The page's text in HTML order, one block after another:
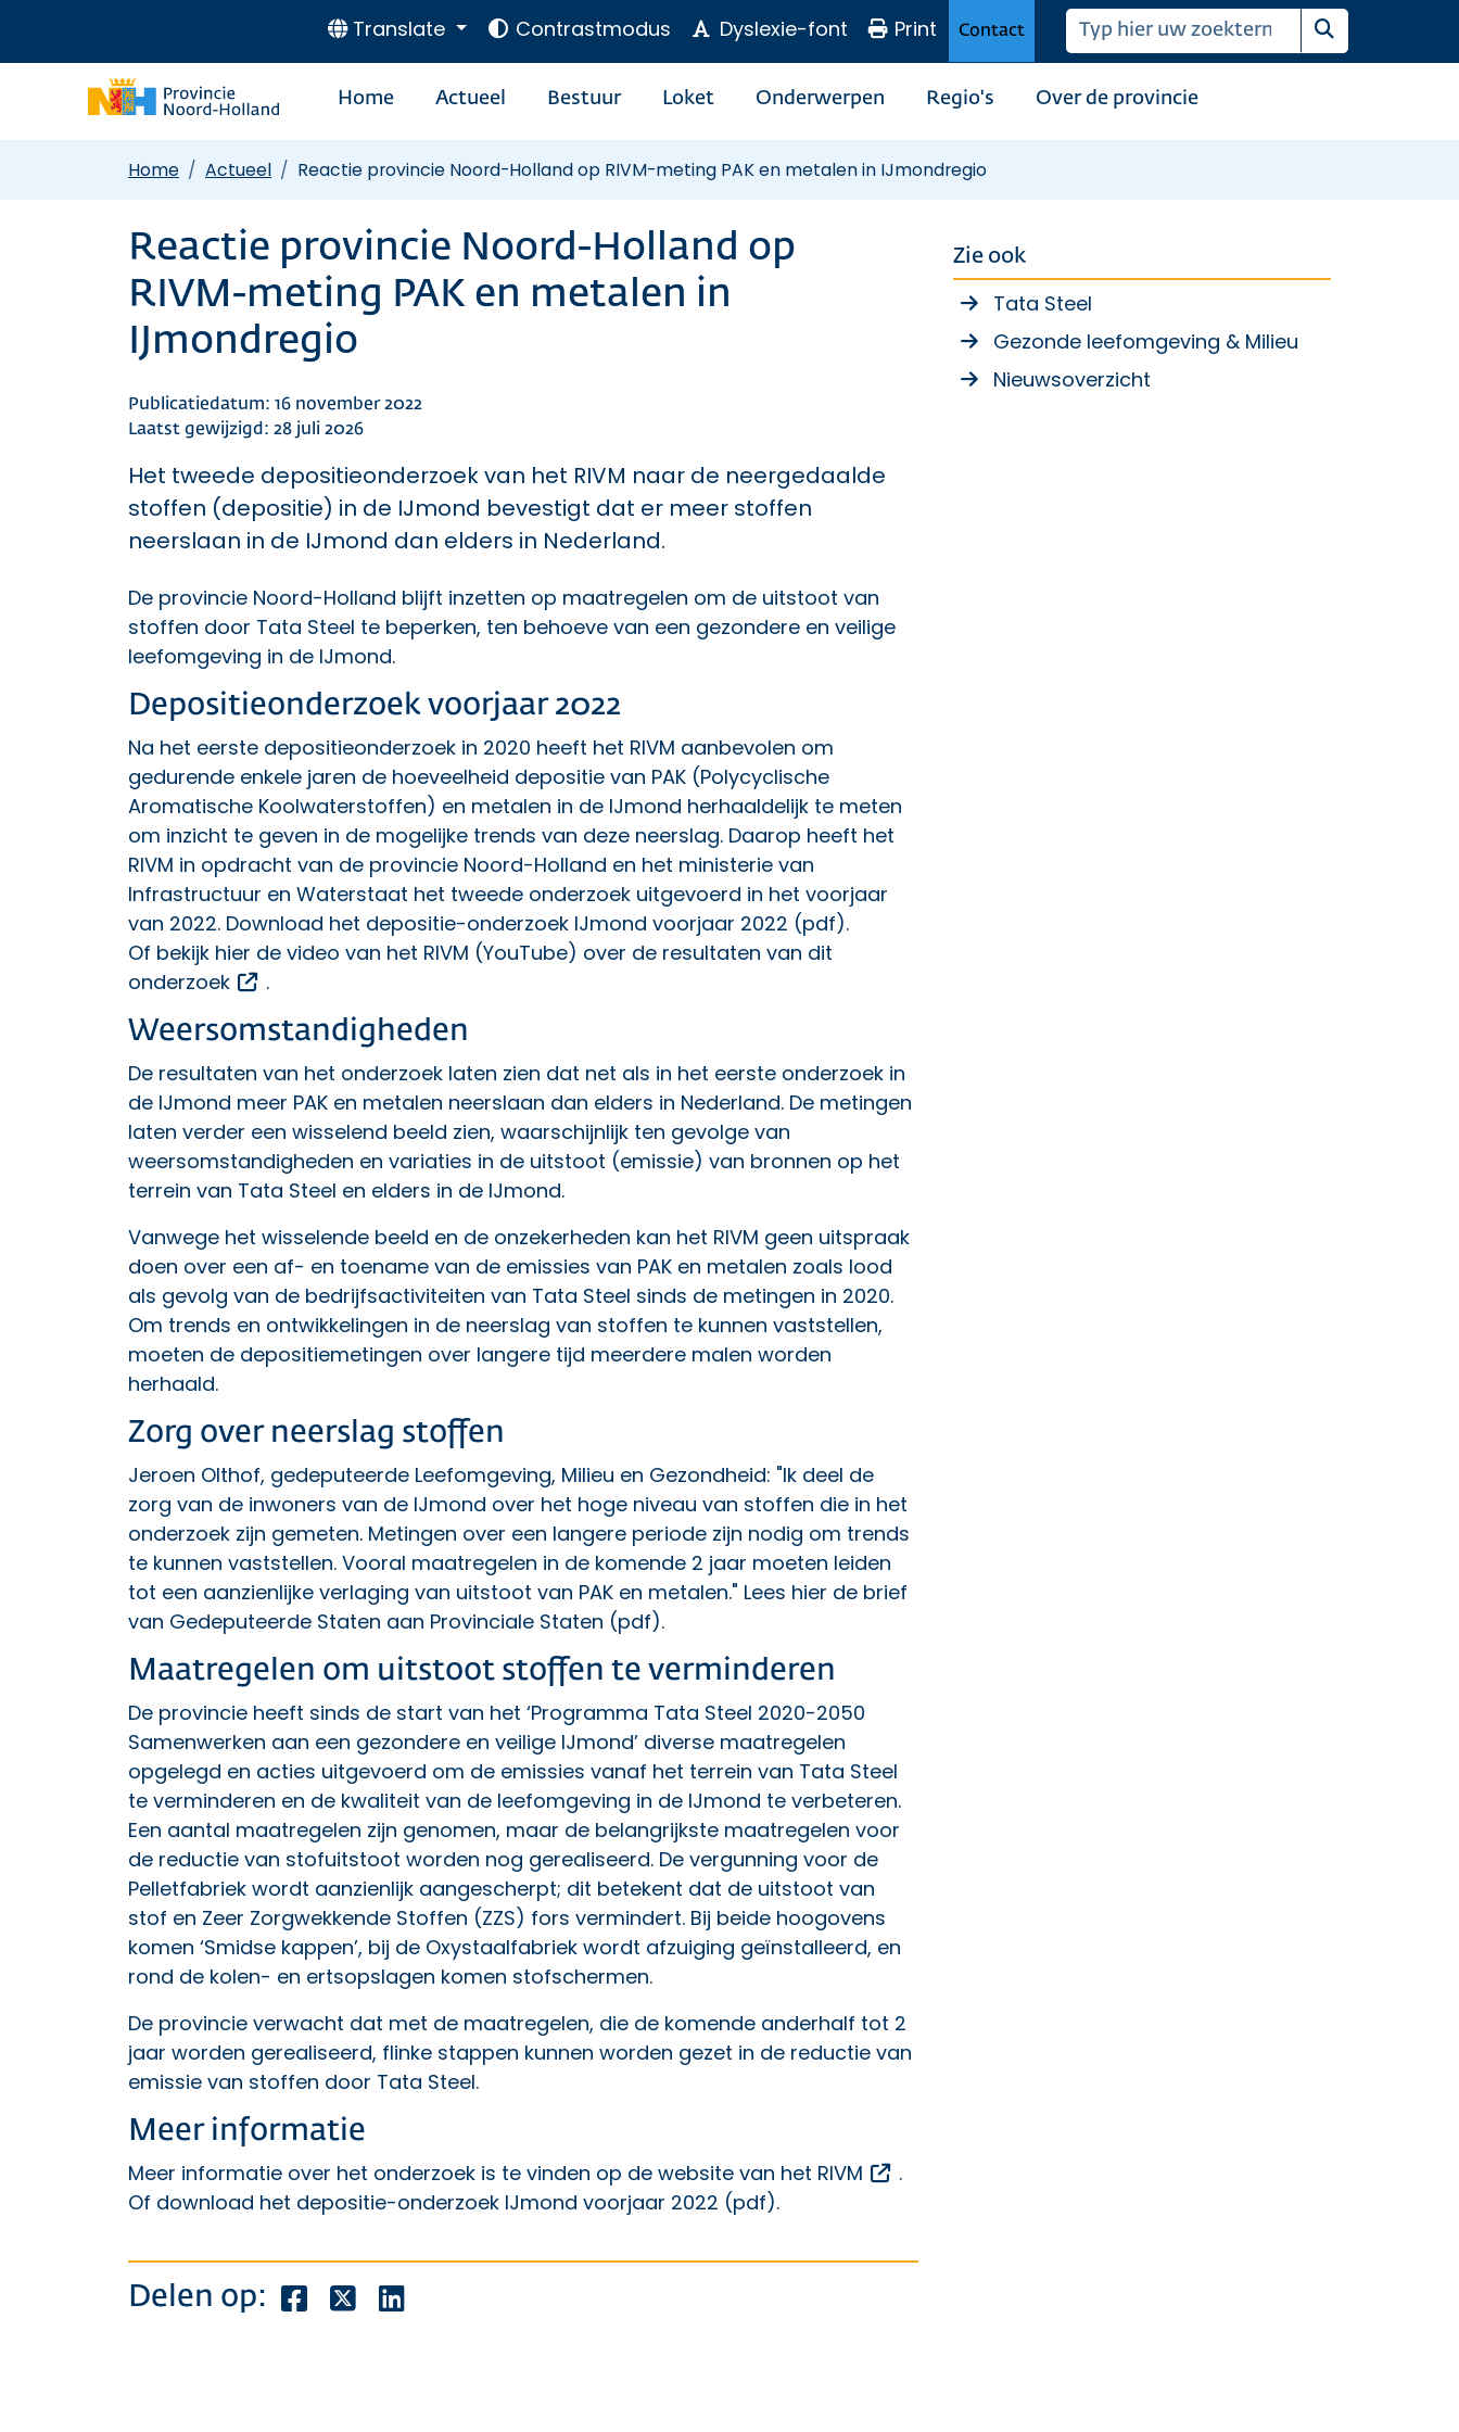
Translate Contrastmodus Dyslexie-font Print Contact
Zoeken
Home Actueel Bestuur Loket Onderwerpen Regio's Over de provincie
Home Actueel Reactie provincie Noord-Holland op RIVM-meting PAK en metalen in IJmondregio
Reactie provincie Noord-Holland op
RIVM-meting PAK en metalen in
IJmondregio
Publicatiedatum: 16 november 2022
Laatst gewijzigd: 28 juli 2026
Het tweede depositieonderzoek van het RIVM naar de neergedaalde
stoffen (depositie) in de IJmond bevestigt dat er meer stoffen
neerslaan in de IJmond dan elders in Nederland.
De provincie Noord-Holland blijft inzetten op maatregelen om de uitstoot van
stoffen door Tata Steel te beperken, ten behoeve van een gezondere en veilige
leefomgeving in de IJmond.
Depositieonderzoek voorjaar 2022
Na het eerste depositieonderzoek in 2020 heeft het RIVM aanbevolen om
gedurende enkele jaren de hoeveelheid depositie van PAK (Polycyclische
Aromatische Koolwaterstoffen) en metalen in de IJmond herhaaldelijk te meten
om inzicht te geven in de mogelijke trends van deze neerslag. Daarop heeft het
RIVM in opdracht van de provincie Noord-Holland en het ministerie van
Infrastructuur en Waterstaat het tweede onderzoek uitgevoerd in het voorjaar
van 2022. Download het depositie-onderzoek IJmond voorjaar 2022 (pdf).
Of bekijk hier de video van het RIVM (YouTube) over de resultaten van dit
onderzoek
Opent een externe link
.
Weersomstandigheden
De resultaten van het onderzoek laten zien dat net als in het eerste onderzoek in
de IJmond meer PAK en metalen neerslaan dan elders in Nederland. De metingen
laten verder een wisselend beeld zien, waarschijnlijk ten gevolge van
weersomstandigheden en variaties in de uitstoot (emissie) van bronnen op het
terrein van Tata Steel en elders in de IJmond.
Vanwege het wisselende beeld en de onzekerheden kan het RIVM geen uitspraak
doen over een af- en toename van de emissies van PAK en metalen zoals lood
als gevolg van de bedrijfsactiviteiten van Tata Steel sinds de metingen in 2020.
Om trends en ontwikkelingen in de neerslag van stoffen te kunnen vaststellen,
moeten de depositiemetingen over langere tijd meerdere malen worden
herhaald.
Zorg over neerslag stoffen
Jeroen Olthof, gedeputeerde Leefomgeving, Milieu en Gezondheid: "Ik deel de
zorg van de inwoners van de IJmond over het hoge niveau van stoffen die in het
onderzoek zijn gemeten. Metingen over een langere periode zijn nodig om trends
te kunnen vaststellen. Vooral maatregelen in de komende 2 jaar moeten leiden
tot een aanzienlijke verlaging van uitstoot van PAK en metalen." Lees hier de brief
van Gedeputeerde Staten aan Provinciale Staten (pdf).
Maatregelen om uitstoot stoffen te verminderen
De provincie heeft sinds de start van het ‘Programma Tata Steel 2020-2050
Samenwerken aan een gezondere en veilige IJmond’ diverse maatregelen
opgelegd en acties uitgevoerd om de emissies vanaf het terrein van Tata Steel
te verminderen en de kwaliteit van de leefomgeving in de IJmond te verbeteren.
Een aantal maatregelen zijn genomen, maar de belangrijkste maatregelen voor
de reductie van stofuitstoot worden nog gerealiseerd. De vergunning voor de
Pelletfabriek wordt aanzienlijk aangescherpt; dit betekent dat de uitstoot van
stof en Zeer Zorgwekkende Stoffen (ZZS) fors vermindert. Bij beide hoogovens
komen ‘Smidse kappen’, bij de Oxystaalfabriek wordt afzuiging geïnstalleerd, en
rond de kolen- en ertsopslagen komen stofschermen.
De provincie verwacht dat met de maatregelen, die de komende anderhalf tot 2
jaar worden gerealiseerd, flinke stappen kunnen worden gezet in de reductie van
emissie van stoffen door Tata Steel.
Meer informatie
Meer informatie over het onderzoek is te vinden op de website van het RIVM Opent een externe link
.
Of download het depositie-onderzoek IJmond voorjaar 2022 (pdf).
Delen op: Deel dit bericht op Facebook
Deel dit bericht op X
Deel dit bericht op LinkedIn
Zie ook
Tata Steel
Gezonde leefomgeving & Milieu
Nieuwsoverzicht